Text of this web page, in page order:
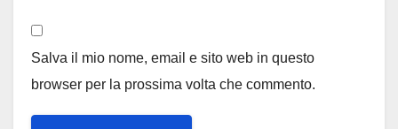
Salva il mio nome, email e sito web in questo
browser per la prossima volta che commento.